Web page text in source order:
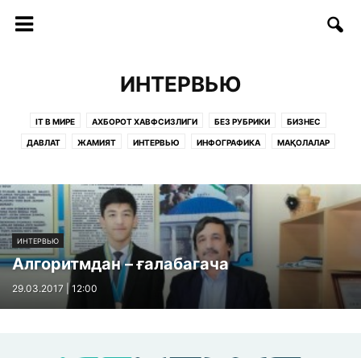
ИНТЕРВЬЮ
IT В МИРЕ АХБОРОТ ХАВФСИЗЛИГИ БЕЗ РУБРИКИ БИЗНЕС
ДАВЛАТ ЖАМИЯТ ИНТЕРВЬЮ ИНФОГРАФИКА МАҚОЛАЛАР
СТАРТАП СТАТЬИ ТАДБИРЛАР ТАЪЛИМ ТЕЛЕКОММУНИКАЦИЯ
ТЕХНОЛОГИИ ТЕХНОЛОГИЯЛАР ФИКРЛАР
ИНТЕРВЬЮ
Алгоритмдан – ғалабагача
29.03.2017 | 12:00